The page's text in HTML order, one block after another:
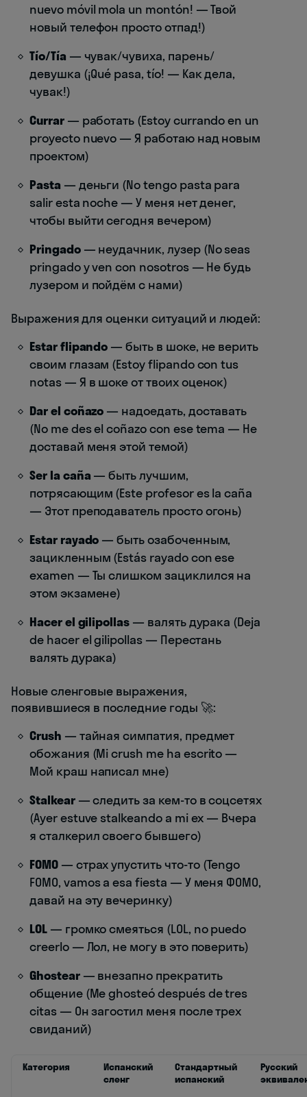
nuevo móvil mola un montón! — Твой
новый телефон просто отпад!)
Tío/Tía — чувак/чувиха, парень/
девушка (¡Qué pasa, tío! — Как дела,
чувак!)
Currar— работать (Estoy currando en un
proyecto nuevo — Я работаю над новым
проектом)
Pasta — деньги (No tengo pasta para
salir esta noche — У меня нет денег,
чтобы выйти сегодня вечером)
Pringado— неудачник, лузер (No seas
pringado y ven con nosotros — Не будь
лузером и пойдём с нами)
Выражения для оценки ситуаций и людей:
Estar flipando — быть в шоке, не верить
своим глазам (Estoy flipando con tus
notas — Я в шоке от твоих оценок)
Dar el coñazo — надоедать, доставать
(No me des el coñazo con ese tema — Не
доставай меня этой темой)
Ser la caña — быть лучшим,
потрясающим (Este profesor es la caña
— Этот преподаватель просто огонь)
Estar rayado — быть озабоченным,
зацикленным (Estás rayado con ese
examen — Ты слишком зациклился на
этом экзамене)
Hacer el gilipollas — валять дурака (Deja
de hacer el gilipollas — Перестань
валять дурака)
Новые сленговые выражения,
появившиеся в последние годы 🚀:
Crush — тайная симпатия, предмет
обожания (Mi crush me ha escrito —
Мой краш написал мне)
Stalkear— следить за кем-то в соцсетях
(Ayer estuve stalkeando a mi ex — Вчера
я сталкерил своего бывшего)
FOMO— страх упустить что-то (Tengo
FOMO, vamos a esa fiesta — У меня ФОМО,
давай на эту вечеринку)
LOL— громко смеяться (LOL, no puedo
creerlo — Лол, не могу в это поверить)
Ghostear— внезапно прекратить
общение (Me ghosteó después de tres
citas — Он загостил меня после трех
свиданий)
Категория
Испанский
сленг
Стандартный
испанский
Русский